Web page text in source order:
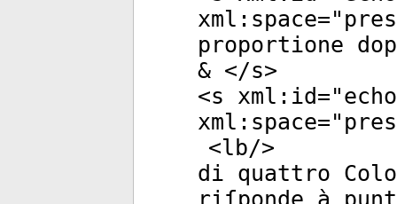
xml:space="
proportione
& </s>
<s xml:id="
xml:space="
<lb/>
di quattro